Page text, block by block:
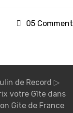
05 Comment